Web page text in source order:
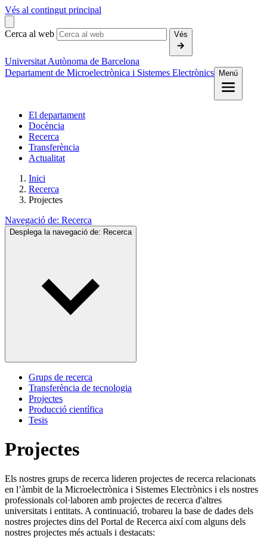
Vés al contingut principal
Cerca al web Vés
Universitat Autònoma de Barcelona
Departament de Microelectrònica i Sistemes Electrònics
Menú
El departament
Docència
Recerca
Transferència
Actualitat
Inici
Recerca
Projectes
Navegació de: Recerca
Desplega la navegació de: Recerca
Grups de recerca
Transferència de tecnologia
Projectes
Producció científica
Tesis
Projectes
Els nostres grups de recerca lideren projectes de recerca relacionats
en l’àmbit de la Microelectrònica i Sistemes Electrònics i els nostres
professionals col·laboren amb projectes de recerca d'altres
universitats i entitats. A continuació, trobareu la base de dades dels
nostres projectes dins del Portal de Recerca així com alguns dels
nostres projectes més actuals i destacats: